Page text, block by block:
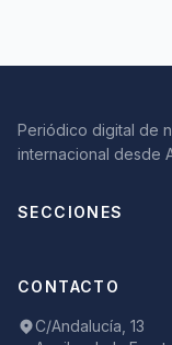
Periódico digital de
internacional desde
SECCIONES
CONTACTO
C/Andalucía, 13